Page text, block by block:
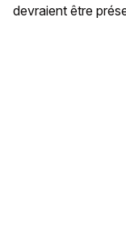
devraient être